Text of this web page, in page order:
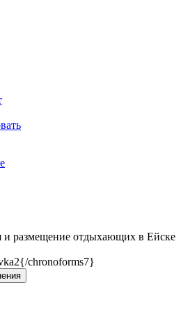
и размещение отдыхающих в Ейске
chronoforms7}